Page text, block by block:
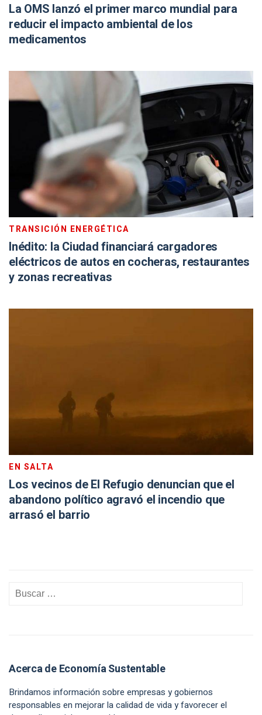
La OMS lanzó el primer marco mundial para
reducir el impacto ambiental de los
medicamentos
TRANSICIÓN ENERGÉTICA
Inédito: la Ciudad financiará cargadores
eléctricos de autos en cocheras, restaurantes
y zonas recreativas
EN SALTA
Los vecinos de El Refugio denuncian que el
abandono político agravó el incendio que
arrasó el barrio
Acerca de Economía Sustentable
Brindamos información sobre empresas y gobiernos
responsables en mejorar la calidad de vida y favorecer el